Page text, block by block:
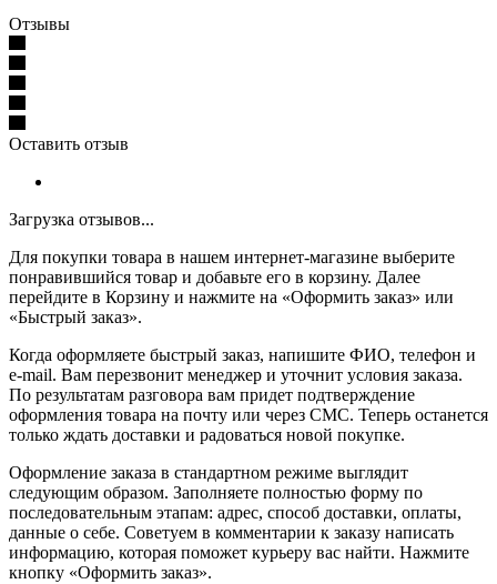
Отзывы
Оставить отзыв
Загрузка отзывов...
Для покупки товара в нашем интернет-магазине выберите
понравившийся товар и добавьте его в корзину. Далее
перейдите в Корзину и нажмите на «Оформить заказ» или
«Быстрый заказ».
Когда оформляете быстрый заказ, напишите ФИО, телефон и
e-mail. Вам перезвонит менеджер и уточнит условия заказа.
По результатам разговора вам придет подтверждение
оформления товара на почту или через СМС. Теперь останется
только ждать доставки и радоваться новой покупке.
Оформление заказа в стандартном режиме выглядит
следующим образом. Заполняете полностью форму по
последовательным этапам: адрес, способ доставки, оплаты,
данные о себе. Советуем в комментарии к заказу написать
информацию, которая поможет курьеру вас найти. Нажмите
кнопку «Оформить заказ».